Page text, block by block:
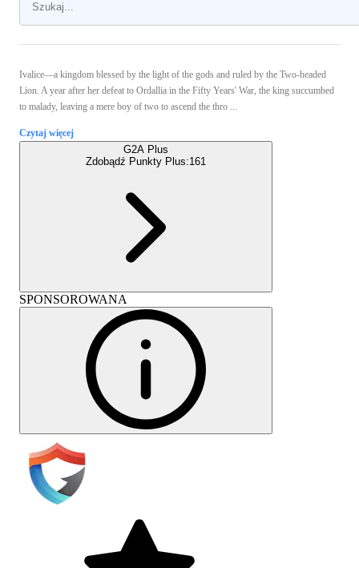
Ivalice—a kingdom blessed by the light of the gods and ruled by the Two-headed
Lion. A year after her defeat to Ordallia in the Fifty Years' War, the king succumbed
to malady, leaving a mere boy of two to ascend the thro ...
Czytaj więcej
G2A Plus
Zdobądź Punkty Plus:161
SPONSOROWANA